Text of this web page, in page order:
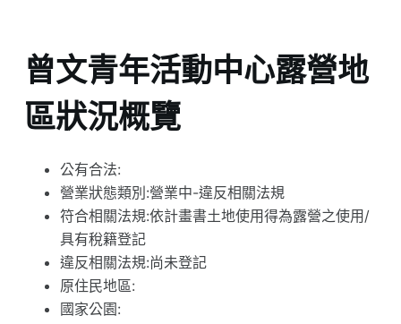
曾文青年活動中心露營地
區狀況概覽
公有合法:
營業狀態類別:營業中-違反相關法規
符合相關法規:依計畫書土地使用得為露營之使用/
具有稅籍登記
違反相關法規:尚未登記
原住民地區:
國家公園: